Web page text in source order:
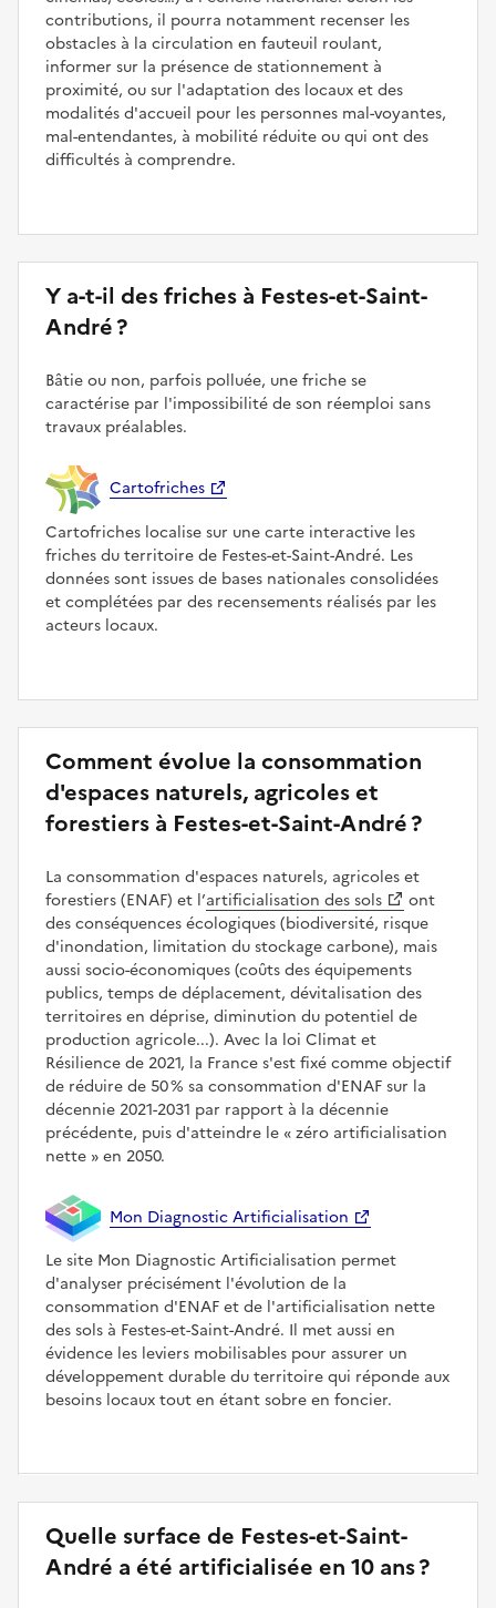
contributions, il pourra notamment recenser les
obstacles à la circulation en fauteuil roulant,
informer sur la présence de stationnement à
proximité, ou sur l'adaptation des locaux et des
modalités d'accueil pour les personnes mal-voyantes,
mal-entendantes, à mobilité réduite ou qui ont des
difficultés à comprendre.
Y a-t-il des friches à Festes-et-Saint-
André ?
Bâtie ou non, parfois polluée, une friche se
caractérise par l'impossibilité de son réemploi sans
travaux préalables.
Cartofriches
Cartofriches localise sur une carte interactive les
friches du territoire de Festes-et-Saint-André. Les
données sont issues de bases nationales consolidées
et complétées par des recensements réalisés par les
acteurs locaux.
Comment évolue la consommation
d'espaces naturels, agricoles et
forestiers à Festes-et-Saint-André ?
La consommation d'espaces naturels, agricoles et
forestiers (ENAF) et l’artificialisation des sols
ont
des conséquences écologiques (biodiversité, risque
d'inondation, limitation du stockage carbone), mais
aussi socio-économiques (coûts des équipements
publics, temps de déplacement, dévitalisation des
territoires en déprise, diminution du potentiel de
production agricole...). Avec la loi Climat et
Résilience de 2021, la France s'est fixé comme objectif
de réduire de 50 % sa consommation d'ENAF sur la
décennie 2021-2031 par rapport à la décennie
précédente, puis d'atteindre le
zéro artificialisation
nette
en 2050.
Mon Diagnostic Artificialisation
Le site Mon Diagnostic Artificialisation permet
d'analyser précisément l'évolution de la
consommation d'ENAF et de l'artificialisation nette
des sols à Festes-et-Saint-André. Il met aussi en
évidence les leviers mobilisables pour assurer un
développement durable du territoire qui réponde aux
besoins locaux tout en étant sobre en foncier.
Quelle surface de Festes-et-Saint-
André a été artificialisée en 10 ans ?